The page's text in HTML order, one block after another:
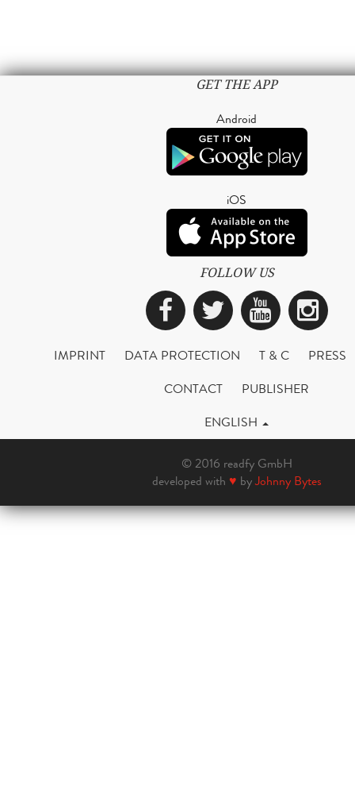
GET THE APP
Android
iOS
FOLLOW US
Facebook
Twitter
IMPRINT DATA PROTECTION T & C
PRESS
CONTACT
PUBLISHER
ENGLISH
© 2016 readfy GmbH
developed with ♥ byJohnny Bytes